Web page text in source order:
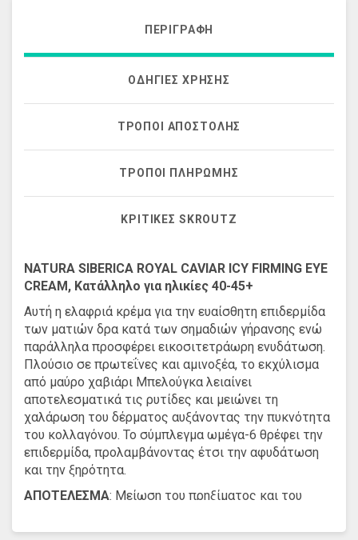
ΠΕΡΙΓΡΑΦΉ
ΟΔΗΓΊΕΣ ΧΡΉΣΗΣ
ΤΡΌΠΟΙ ΑΠΟΣΤΟΛΉΣ
ΤΡΌΠΟΙ ΠΛΗΡΩΜΉΣ
ΚΡΙΤΙΚΈΣ SKROUTZ
NATURA SIBERICA ROYAL CAVIAR ICY FIRMING EYE
CREAM, Κατάλληλο για ηλικίες 40-45+
Αυτή η ελαφριά κρέμα για την ευαίσθητη επιδερμίδα
των ματιών δρα κατά των σημαδιών γήρανσης ενώ
παράλληλα προσφέρει εικοσιτετράωρη ενυδάτωση.
Πλούσιο σε πρωτεΐνες και αμινοξέα, το εκχύλισμα
από μαύρο χαβιάρι Μπελούγκα λειαίνει
αποτελεσματικά τις ρυτίδες και μειώνει τη
χαλάρωση του δέρματος αυξάνοντας την πυκνότητα
του κολλαγόνου. Το σύμπλεγμα ωμέγα-6 θρέφει την
επιδερμίδα, προλαμβάνοντας έτσι την αφυδάτωση
και την ξηρότητα.
ΑΠΟΤΕΛΕΣΜΑ: Μείωση του πρηξίματος και του
Μειώνει ορατά τις ρυτίδες και τις λεπτές γραμμές.